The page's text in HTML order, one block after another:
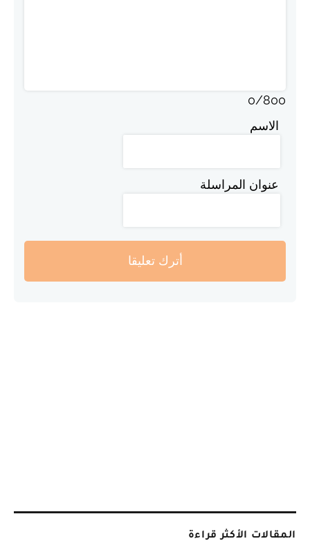
0/800
الاسم
عنوان المراسلة
أترك تعليقا
المقالات الأكثر قراءة